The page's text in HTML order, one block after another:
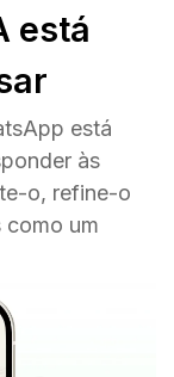
está
está
às
o, refine-o
como um